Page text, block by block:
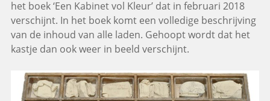
het boek ‘Een Kabinet vol Kleur’ dat in februari 2018
verschijnt. In het boek komt een volledige beschrijving
van de inhoud van alle laden. Gehoopt wordt dat het
kastje dan ook weer in beeld verschijnt.